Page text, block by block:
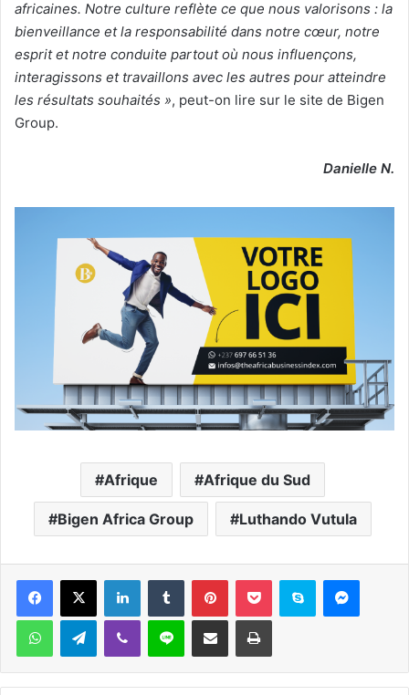
africaines. Notre culture reflète ce que nous valorisons : la
bienveillance et la responsabilité dans notre cœur, notre
esprit et notre conduite partout où nous influençons,
interagissons et travaillons avec les autres pour atteindre
les résultats souhaités », peut-on lire sur le site de Bigen
Group.
Danielle N.
Afrique Afrique du Sud
Bigen Africa Group Luthando Vutula
Facebook
X LinkedinTumblr PinterestPocket Skype
WhatsAppTelegramViber Ligne Partager par email Imprimer